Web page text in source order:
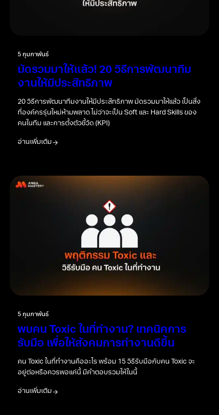
5 กุมภาพันธ์
มัดรวมมาให้แล้ว! 20 วิธีการพัฒนาทีม
งานให้มีประสิทธิภาพ
20 วิธีการพัฒนาทีมงานให้มีประสิทธิภาพ มัดรวมมาให้แล้ว เป็นสิ่ง
ที่องค์กรรุ่นใหม่ห้ามพลาด ไม่ว่าจะเป็น Soft และ Hard Skills ของ
คนในทีม และการตั้งตัวชี้วัด (KPI)
อ่านเพิ่มเติม
5 กุมภาพันธ์
พบคน Toxic ในที่ทำงาน? เทคนิคการ
รับมือ เพื่อให้สังคมการทำงานดีขึ้น
คน Toxic ในที่ทำงานคืออะไร พร้อม 15 วิธีรับมือกับคน Toxic จะ
อยู่ต่อหรือควรพอแค่นี้ มีคำตอบรวมให้ในนี้
อ่านเพิ่มเติม